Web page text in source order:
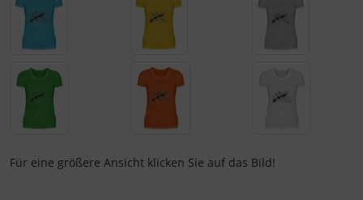
Für eine größere Ansicht klicken Sie auf das Bild!
Instrumente
Mückenputzer
Navigation
Reifen, Schläuche und Co.